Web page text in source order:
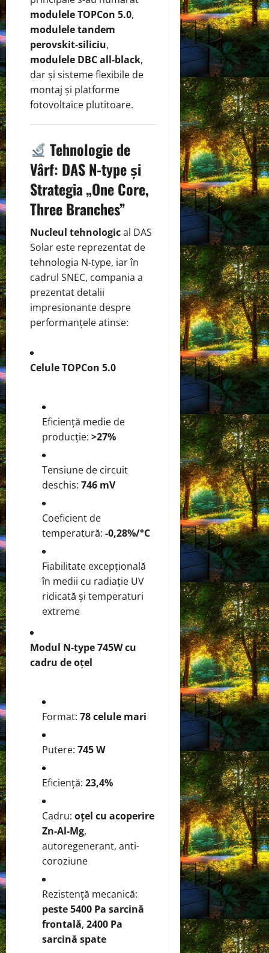
modulele TOPCon 5.0,
modulele tandem
perovskit-siliciu,
modulele DBC all-black,
dar și sisteme flexibile de
montaj și platforme
fotovoltaice plutitoare.
Tehnologie de
Vârf: DAS N-type și
Strategia „One Core,
Three Branches”
Nucleul tehnological DAS
Solar este reprezentat de
tehnologia N-type, iar în
cadrul SNEC, compania a
prezentat detalii
impresionante despre
performanțele atinse:
Celule TOPCon 5.0
Eficiență medie de
producție: >27%
Tensiune de circuit
deschis: 746 mV
Coeficient de
temperatură: -0,28%/°C
Fiabilitate excepțională
în medii cu radiație UV
ridicată și temperaturi
extreme
Modul N-type 745W cu
cadru de oțel
Format: 78 celule mari
Putere: 745 W
Eficiență: 23,4%
Cadru: oțel cu acoperire
Zn-Al-Mg,
autoregenerant, anti-
coroziune
Rezistență mecanică:
peste 5400 Pa sarcină
frontală, 2400 Pa
sarcină spate